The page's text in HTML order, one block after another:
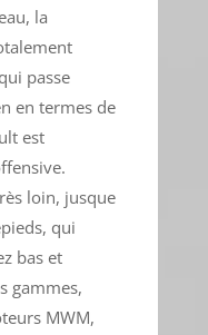
la
passe
en termes de
est
loin, jusque
qui
bas et
gammes,
MWM,